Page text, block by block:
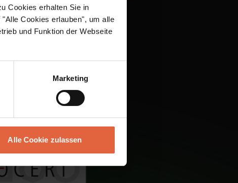
Cookies erhalten Sie in
Cookies erlauben", um alle
und Funktion der Webseite
Marketing
Alle Cookie zulassen